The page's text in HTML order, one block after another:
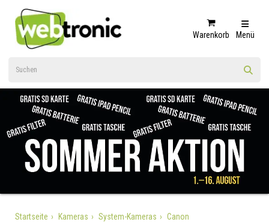
Warenkorb Menü
Startseite Kameras System-Kameras Canon